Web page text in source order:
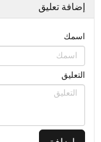
إضافة تعليق
اسمك
التعليق